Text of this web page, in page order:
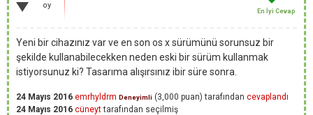
oy
En İyi Cevap
Yeni bir cihazınız var ve en son os x sürümünü sorunsuz bir
şekilde kullanabilecekken neden eski bir sürüm kullanmak
istiyorsunuz ki? Tasarıma alışırsınız ibir süre sonra.
24 Mayıs 2016 emrhyldrm Deneyimli (3,000 puan) tarafından cevaplandı
24 Mayıs 2016 cüneyttarafından seçilmiş